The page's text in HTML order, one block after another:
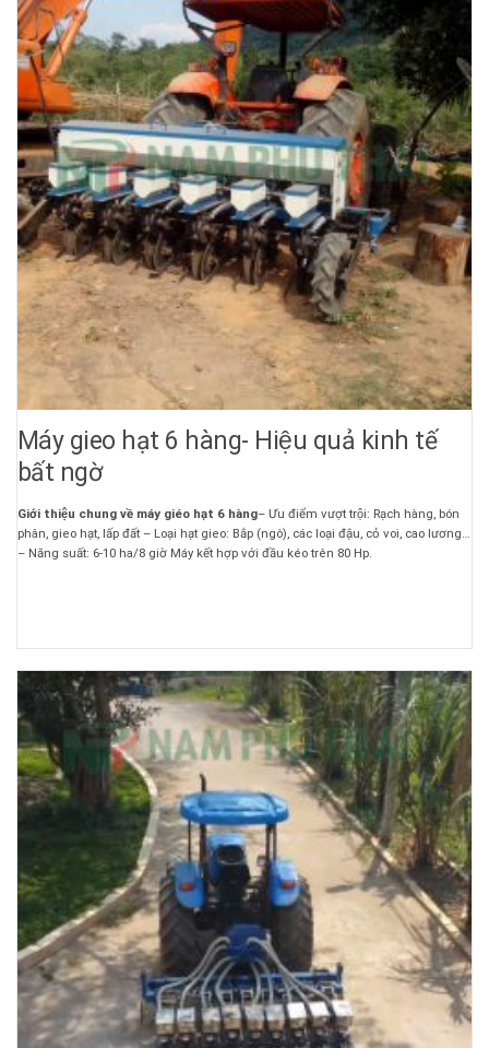
Máy gieo hạt 6 hàng- Hiệu quả kinh tế
bất ngờ
Giới thiệu chung về máy giéo hạt 6 hàng– Ưu điểm vượt trội: Rạch hàng, bón
phân, gieo hạt, lấp đất – Loại hạt gieo: Bắp (ngô), các loại đậu, cỏ voi, cao lương…
– Năng suất: 6-10 ha/8 giờ Máy kết hợp với đầu kéo trên 80 Hp.